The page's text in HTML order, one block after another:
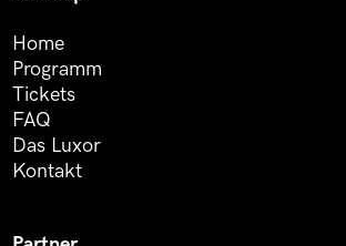
Home
Programm
Tickets
FAQ
Das Luxor
Kontakt